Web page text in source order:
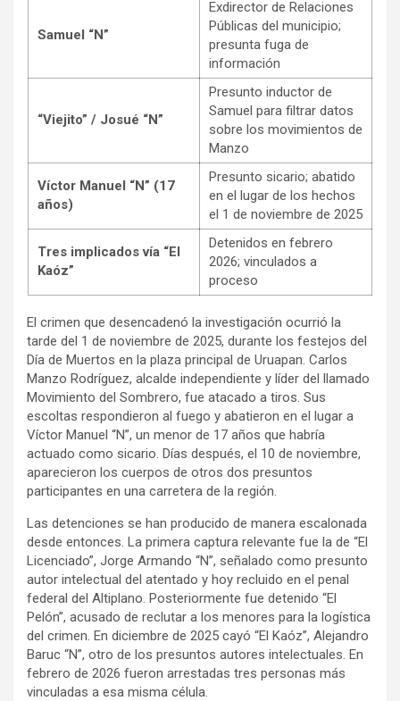
Samuel “N”
Exdirector de Relaciones
Públicas del municipio;
presunta fuga de
información
“Viejito” / Josué “N”
Presunto inductor de
Samuel para filtrar datos
sobre los movimientos de
Manzo
Víctor Manuel “N” (17
años)
Presunto sicario; abatido
en el lugar de los hechos
el 1 de noviembre de 2025
Tres implicados vía “El
Kaóz”
Detenidos en febrero
2026; vinculados a
proceso
El crimen que desencadenó la investigación ocurrió la
tarde del 1 de noviembre de 2025, durante los festejos del
Día de Muertos en la plaza principal de Uruapan. Carlos
Manzo Rodríguez, alcalde independiente y líder del llamado
Movimiento del Sombrero, fue atacado a tiros. Sus
escoltas respondieron al fuego y abatieron en el lugar a
Víctor Manuel “N”, un menor de 17 años que habría
actuado como sicario. Días después, el 10 de noviembre,
aparecieron los cuerpos de otros dos presuntos
participantes en una carretera de la región.
Las detenciones se han producido de manera escalonada
desde entonces. La primera captura relevante fue la de “El
Licenciado”, Jorge Armando “N”, señalado como presunto
autor intelectual del atentado y hoy recluido en el penal
federal del Altiplano. Posteriormente fue detenido “El
Pelón”, acusado de reclutar a los menores para la logística
del crimen. En diciembre de 2025 cayó “El Kaóz”, Alejandro
Baruc “N”, otro de los presuntos autores intelectuales. En
febrero de 2026 fueron arrestadas tres personas más
vinculadas a esa misma célula.